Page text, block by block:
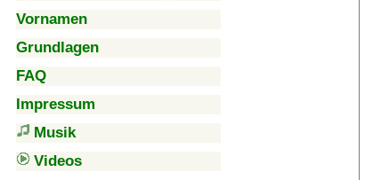
Vornamen
Grundlagen
FAQ
Impressum
Musik
Videos